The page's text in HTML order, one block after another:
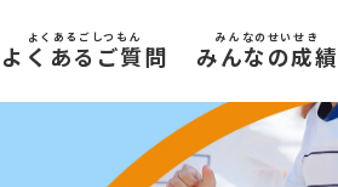
よくあるごしつもん
よくあるご質問
みんなのせいせき
みんなの成績